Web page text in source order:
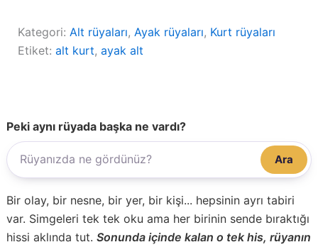
Kategori: Alt rüyaları, Ayak rüyaları, Kurt rüyaları
Etiket: alt kurt, ayak alt
Peki aynı rüyada başka ne vardı?
Ara
Bir olay, bir nesne, bir yer, bir kişi... hepsinin ayrı tabiri
var. Simgeleri tek tek oku ama her birinin sende bıraktığı
hissi aklında tut. Sonunda içinde kalan o tek his, rüyanın